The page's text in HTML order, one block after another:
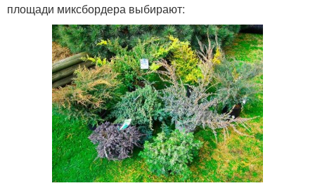
площади миксбордера выбирают: